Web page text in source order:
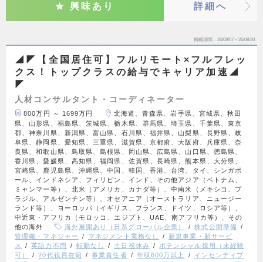
興味あり 詳細へ
掲載期間 26/08/07～26/08/20
◢◤【全国居住可】フルリモート×フルフレッ
クス！トップクラスの給与でキャリア加速◢
◤
人材コンサルタント・コーディネーター
800万円 ～ 1699万円
北海道、青森県、岩手県、宮城県、秋田
県、山形県、福島県、茨城県、栃木県、群馬県、埼玉県、千葉県、東京
都、神奈川県、新潟県、富山県、石川県、福井県、山梨県、長野県、岐
阜県、静岡県、愛知県、三重県、滋賀県、京都府、大阪府、兵庫県、奈
良県、和歌山県、鳥取県、島根県、岡山県、広島県、山口県、徳島県、
香川県、愛媛県、高知県、福岡県、佐賀県、長崎県、熊本県、大分県、
宮崎県、鹿児島県、沖縄県、中国、韓国、香港、台湾、タイ、シンガポ
ール、インドネシア、フィリピン、インド、その他アジア（ベトナム、
ミャンマー等）、北米（アメリカ、カナダ等）、中南米（メキシコ、ブ
ラジル、アルゼンチン等）、オセアニア（オーストラリア、ニュージー
ランド等）、ヨーロッパ（イギリス、フランス、ドイツ、ロシア等）、
中近東・アフリカ（モロッコ、エジプト、UAE、南アフリカ等）、その
他の海外
海外展開あり（日系グローバル企業）
株式公開準備
管理職・マネジャー
マネジメント業務なし
新規事業・新サービ
ス
英語力不問 転勤なし 土日祝休み
ポテンシャル採用（未経験
可）
20代役員在籍 事業責任者 年収600万以上
インセンティブ